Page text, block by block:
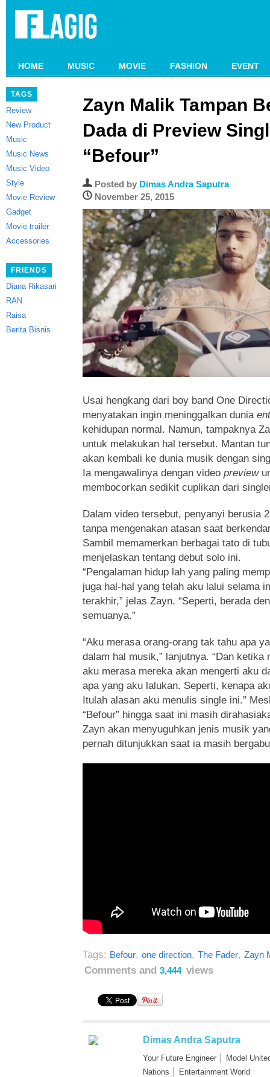
HOME MUSIC MOVIE FASHION EVENT
TAGS
Review
New Product
Music
Music News
Music Video
Style
Movie Review
Gadget
Movie trailer
Accessories
FRIENDS
Diana Rikasari
RAN
Raisa
Berita Bisnis
Zayn Malik Tampan
Dada di Preview
“Befour”
Posted by Dimas Andra Saputra
November 25, 2015
Usai hengkang dari boy band One
menyatakan ingin meninggalkan dunia
kehidupan normal. Namun, tampaknya
untuk melakukan hal tersebut. Mantan
akan kembali ke dunia musik dengan
Ia mengawalinya dengan video preview
membocorkan sedikit cuplikan dari
Dalam video tersebut, penyanyi berusia
tanpa mengenakan atasan saat
Sambil memamerkan berbagai tato di
menjelaskan tentang debut solo ini.
“Pengalaman hidup lah yang paling
juga hal-hal yang telah aku lalui selama
terakhir,” jelas Zayn. “Seperti, berada
semuanya.”
“Aku merasa orang-orang tak tahu apa
dalam hal musik,” lanjutnya. “Dan ketika
aku merasa mereka akan mengerti aku
apa yang aku lalukan. Seperti, kenapa
Itulah alasan aku menulis single ini.”
“Befour” hingga saat ini masih
Zayn akan menyuguhkan jenis musik
pernah ditunjukkan saat ia masih
Tags: Befour, one direction, The Fader, Zayn
Comments and 3,444 views
Dimas Andra Saputra
Your Future Engineer │ Model
Nations │ Entertainment World